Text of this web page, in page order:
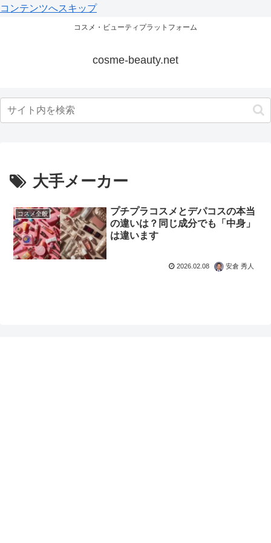
コンテンツへスキップ
コスメ・ビューティプラットフォーム
cosme-beauty.net
大手メーカー
コスメ全般
プチプラコスメとデパコスの本当
の違いは？同じ成分でも「中身」
は違います
2026.02.08 安倉 秀人